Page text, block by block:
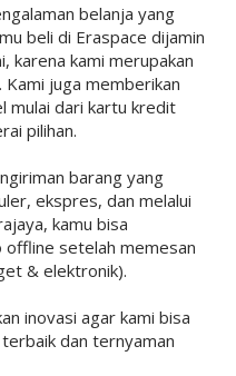
belanja yang
beli di Eraspace dijamin
karena kami merupakan
juga memberikan
mulai dari kartu kredit
pilihan.
barang yang
ekspres, dan melalui
kamu bisa
offline setelah memesan
& elektronik).
inovasi agar kami bisa
dan ternyaman